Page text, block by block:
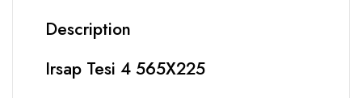
Description
Irsap Tesi 4 565X225